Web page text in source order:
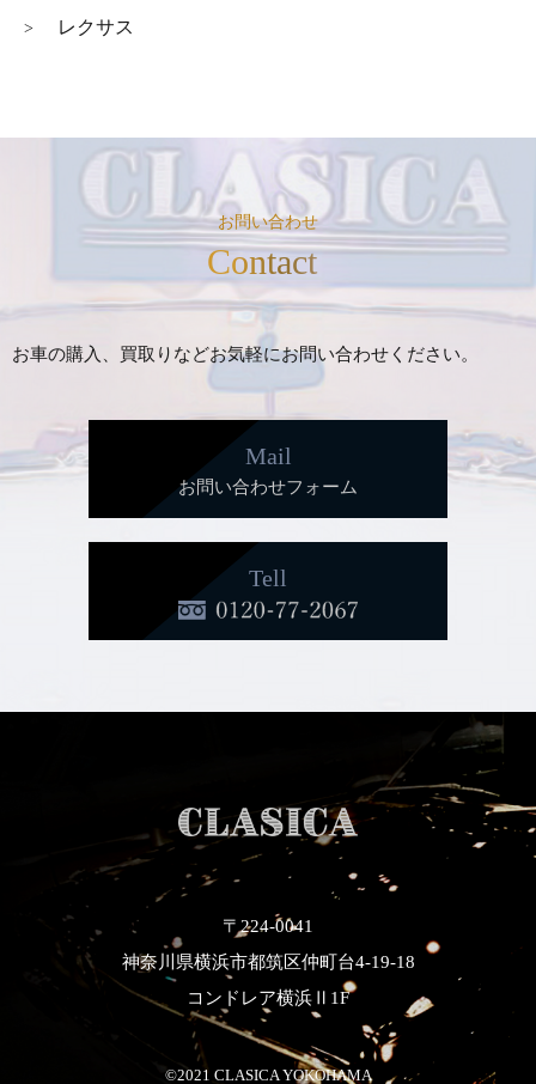
> レクサス
お問い合わせ
Contact
お車の購入、買取りなどお気軽にお問い合わせください。
Mail
お問い合わせフォーム
Tell
〒224-0041
神奈川県横浜市都筑区仲町台4-19-18
コンドレア横浜Ⅱ1F
©2021 CLASICA YOKOHAMA